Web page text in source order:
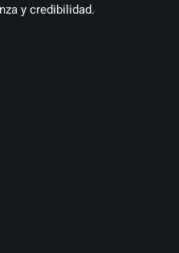
y credibilidad.